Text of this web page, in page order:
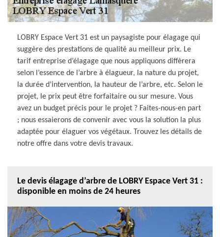
LOBRY Espace Vert 31 est un paysagiste pour élagage qui
suggère des prestations de qualité au meilleur prix. Le
tarif entreprise d’élagage que nous appliquons diffèrera
selon l’essence de l’arbre à élagueur, la nature du projet,
la durée d’intervention, la hauteur de l’arbre, etc. Selon le
projet, le prix peut être forfaitaire ou sur mesure. Vous
avez un budget précis pour le projet ? Faites-nous-en part
; nous essaierons de convenir avec vous la solution la plus
adaptée pour élaguer vos végétaux. Trouvez les détails de
notre offre dans votre devis travaux.
Le devis élagage d’arbre de LOBRY Espace Vert 31 :
disponible en moins de 24 heures